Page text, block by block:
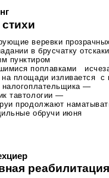
веревки
в брусчатку
пунктиром
поплавками
на площади изливается с
налогоплательщика —
тавтологии —
продолжают
обручи июня